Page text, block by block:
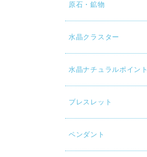
原石・鉱物
水晶クラスター
水晶ナチュラルポイント
ブレスレット
ペンダント